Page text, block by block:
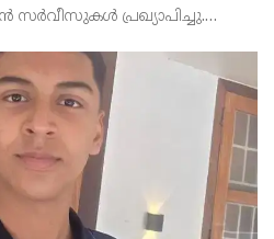
സർവീസുകൾ പ്രഖ്യാപിച്ചു.
വിദ്യാ